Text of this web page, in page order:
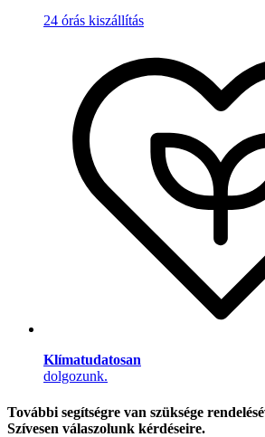
24 órás kiszállítás
Klímatudatosan
dolgozunk.
További segítségre van szüksége
Szívesen válaszolunk kérdéseire.